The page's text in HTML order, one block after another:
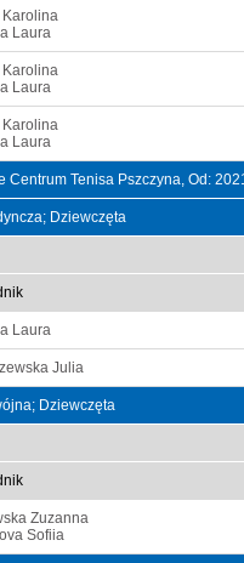
Karolina
Laura
Karolina
Laura
Karolina
Laura
Centrum Tenisa Pszczyna, Od:
Dziewczęta
Laura
Julia
Dziewczęta
Zuzanna
Sofiia